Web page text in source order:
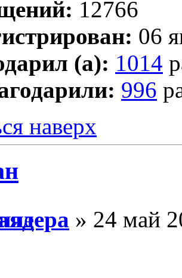
12766
06
(а): 1014
996
наверх
» 24 май